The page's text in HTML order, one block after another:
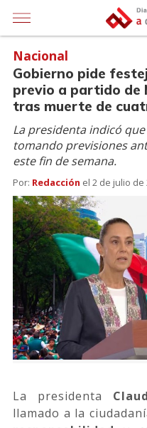
Nacional
Gobierno pide
previo a partido de
tras muerte de
La presidenta indicó
tomando previsiones
este fin de semana.
Por: Redacción el 2 de julio de
La presidenta
llamado a la